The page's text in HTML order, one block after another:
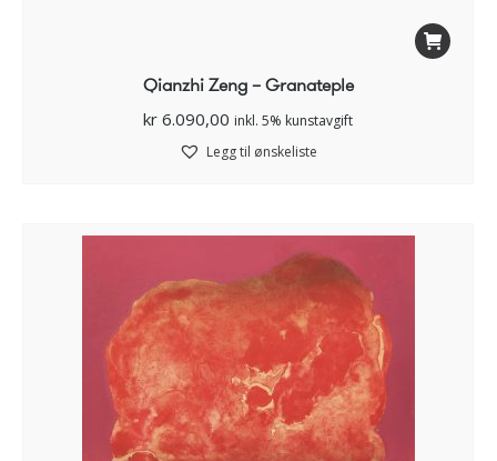
Qianzhi Zeng – Granateple
kr 6.090,00 inkl. 5% kunstavgift
Legg til ønskeliste